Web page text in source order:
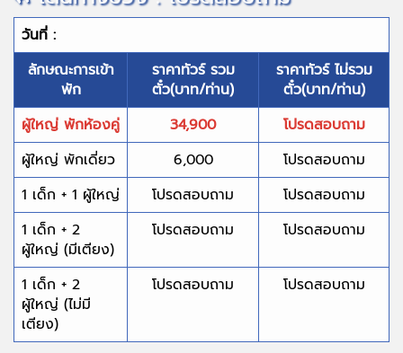
วันที่ :
ลักษณะการเข้า
พัก
ราคาทัวร์ รวม
ตั๋ว(บาท/ท่าน)
ราคาทัวร์ ไม่รวม
ตั๋ว(บาท/ท่าน)
ผู้ใหญ่ พักห้องคู่
34,900
โปรดสอบถาม
ผู้ใหญ่ พักเดี่ยว
6,000
โปรดสอบถาม
1 เด็ก + 1 ผู้ใหญ่
โปรดสอบถาม
โปรดสอบถาม
1 เด็ก + 2
ผู้ใหญ่ (มีเตียง)
โปรดสอบถาม โปรดสอบถาม
1 เด็ก + 2
ผู้ใหญ่ (ไม่มี
เตียง)
โปรดสอบถาม โปรดสอบถาม